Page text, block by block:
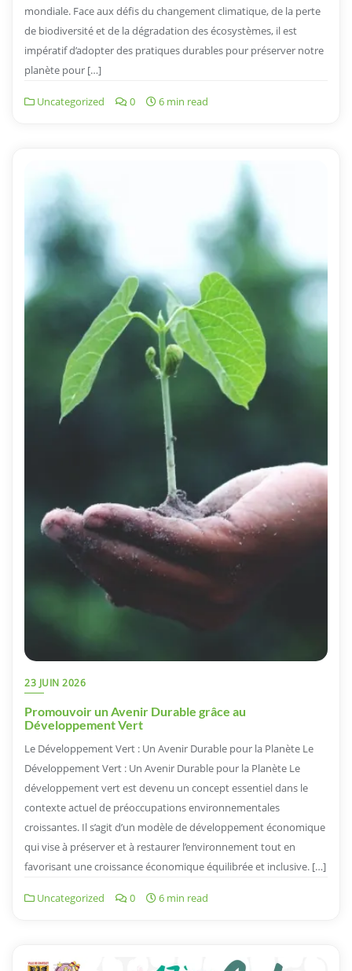
mondiale. Face aux défis du changement climatique, de la perte
de biodiversité et de la dégradation des écosystèmes, il est
impératif d’adopter des pratiques durables pour préserver notre
planète pour […]
Uncategorized 0 6 min read
23 JUIN 2026
Promouvoir un Avenir Durable grâce au
Développement Vert
Le Développement Vert : Un Avenir Durable pour la Planète Le
Développement Vert : Un Avenir Durable pour la Planète Le
développement vert est devenu un concept essentiel dans le
contexte actuel de préoccupations environnementales
croissantes. Il s’agit d’un modèle de développement économique
qui vise à préserver et à restaurer l’environnement tout en
favorisant une croissance économique équilibrée et inclusive. […]
Uncategorized 0 6 min read